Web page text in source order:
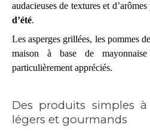
audacieuses de textures et d’arômes
d’été.
Les asperges grillées, les pommes
maison à base de
particulièrement appréciés.
Des produits simples
légers et gourmands